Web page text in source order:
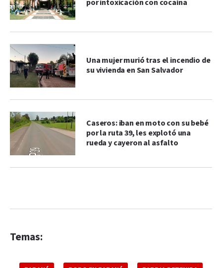
por intoxicación con cocaína
Una mujer murió tras el incendio de
su vivienda en San Salvador
Caseros: iban en moto con su bebé
por la ruta 39, les explotó una
rueda y cayeron al asfalto
Temas: